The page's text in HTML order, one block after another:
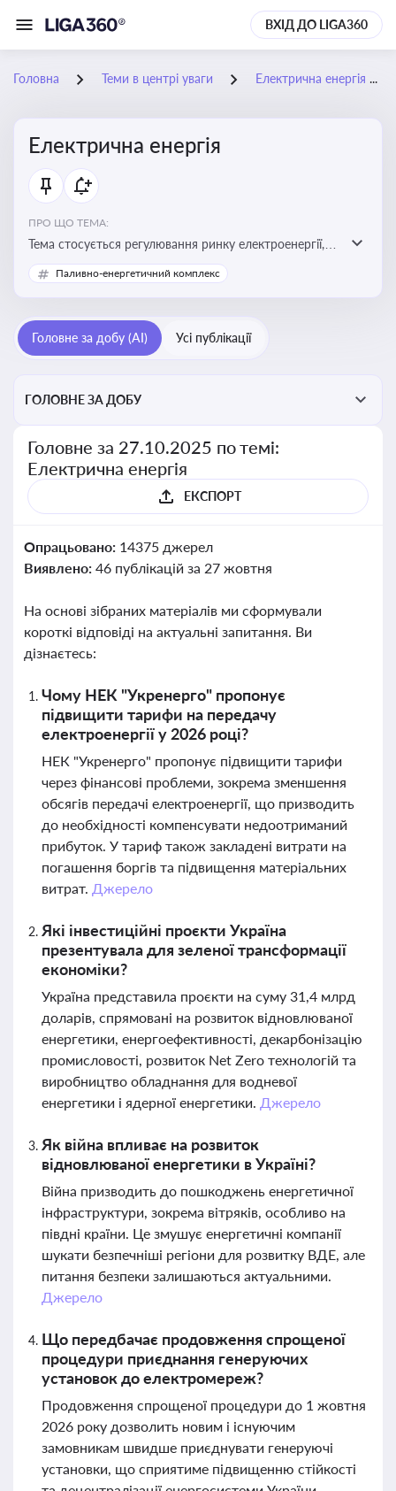
ВХІД ДО LIGA360
Головна Теми в центрі уваги Електрична енергія
Електрична енергія
ПРО ЩО ТЕМА:
Тема стосується регулювання ринку електроенергії,
включаючи її виробництво, постачання та фінансові
стимули для відновлюваної енергетики
Паливно-енергетичний комплекс
Головне за добу (AI) Усі публікації
ГОЛОВНЕ ЗА ДОБУ
Головне за 27.10.2025 по темі:
Електрична енергія
ЕКСПОРТ
Опрацьовано: 14375 джерел
Виявлено: 46 публікацій за 27 жовтня
На основі зібраних матеріалів ми сформували
короткі відповіді на актуальні запитання. Ви
дізнаєтесь:
Чому НЕК "Укренерго" пропонує
підвищити тарифи на передачу
електроенергії у 2026 році?
НЕК "Укренерго" пропонує підвищити тарифи
через фінансові проблеми, зокрема зменшення
обсягів передачі електроенергії, що призводить
до необхідності компенсувати недоотриманий
прибуток. У тариф також закладені витрати на
погашення боргів та підвищення матеріальних
витрат. Джерело
Які інвестиційні проєкти Україна
презентувала для зеленої трансформації
економіки?
Україна представила проєкти на суму 31,4 млрд
доларів, спрямовані на розвиток відновлюваної
енергетики, енергоефективності, декарбонізацію
промисловості, розвиток Net Zero технологій та
виробництво обладнання для водневої
енергетики і ядерної енергетики. Джерело
Як війна впливає на розвиток
відновлюваної енергетики в Україні?
Війна призводить до пошкоджень енергетичної
інфраструктури, зокрема вітряків, особливо на
півдні країни. Це змушує енергетичні компанії
шукати безпечніші регіони для розвитку ВДЕ, але
питання безпеки залишаються актуальними.
Джерело
Що передбачає продовження спрощеної
процедури приєднання генеруючих
установок до електромереж?
Продовження спрощеної процедури до 1 жовтня
2026 року дозволить новим і існуючим
замовникам швидше приєднувати генеруючі
установки, що сприятиме підвищенню стійкості